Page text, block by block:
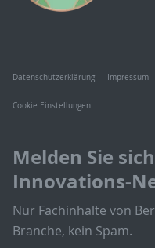
Datenschutzerklärung Impressum
Cookie Einstellungen
Melden Sie
Innovations-
Nur Fachinhalte von
Branche, kein Spam.